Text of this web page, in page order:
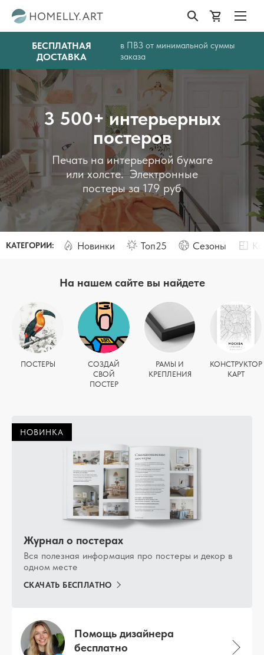
БЕСПЛАТНАЯ
ДОСТАВКА
в ПВЗ от минимальной суммы
заказа
3 500+ интерьерных
постеров
Печать на интерьерной бумаге
или холсте. Электронные
постеры за 179 руб
КАТЕГОРИИ: Новинки Топ25 Сезоны
На нашем сайте вы найдете
ПОСТЕРЫ
СОЗДАЙ
СВОЙ
ПОСТЕР
РАМЫ И
КРЕПЛЕНИЯ
КОНСТРУКТОР
КАРТ
НОВИНКА
Журнал о постерах
Вся полезная информация про постеры и декор в
одном месте
СКАЧАТЬ БЕСПЛАТНО
Помощь дизайнера
бесплатно